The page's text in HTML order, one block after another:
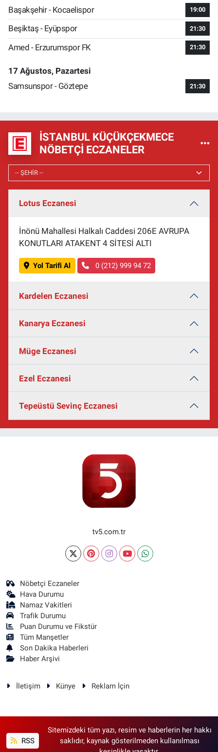
Başakşehir - Kocaelispor
19:00
Beşiktaş - Eyüpspor 21:30
Amed - Erzurumspor FK 21:30
17 Ağustos, Pazartesi
Samsunspor - Göztepe
21:30
İSTANBUL KÜÇÜKÇEKMECE
NÖBETÇI ECZANELER
Lotus Eczanesi
İnönü Mahallesi Halkalı Caddesi 206E AVRUPA
KONUTLARI ATAKENT 4 SİTESİ ALTI
Yol Tarifi Al 0 (212) 999 94 72
Kardelen Eczanesi
Kanarya Eczanesi
Müge Eczanesi
Ezel Eczanesi
Tepeüstü Sevinç Eczanesi
tv5.com.tr
Nöbetçi Eczaneler
Hava Durumu
Namaz Vakitleri
Trafik Durumu
Puan Durumu ve Fikstür
Tüm Manşetler
Son Dakika Haberleri
Haber Arşivi
İletişim Künye Reklam İçin
RSS
Sitemizdeki tüm yazı, resim ve haberlerin her hakkı
saklıdır, kaynak gösterilmeden kullanılması